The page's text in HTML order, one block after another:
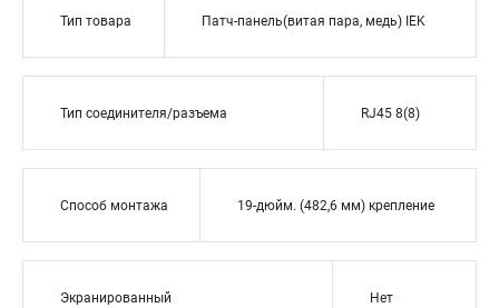
Тип товара Патч-панель(витая пара, медь) IEK
Тип соединителя/разъема RJ45 8(8)
Способ монтажа 19-дюйм. (482,6 мм) крепление
Экранированный Нет